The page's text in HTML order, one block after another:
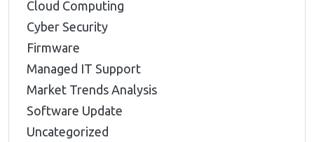
Cloud Computing
Cyber Security
Firmware
Managed IT Support
Market Trends Analysis
Software Update
Uncategorized